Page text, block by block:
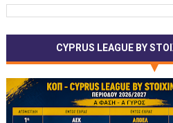
CYPRUS LEAGUE BY